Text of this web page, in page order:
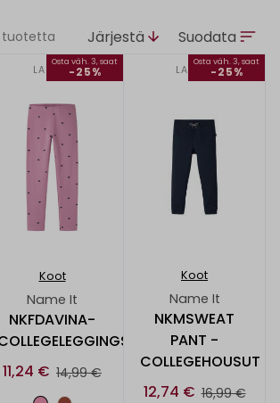
tuotetta Järjestä Suodata
LAPSET
Osta väh. 3, saat
-25%
Koot
Name It
NKFDAVINA-
11,24 € 14,99 €
LAPSET
Osta väh. 3, saat
-25%
Koot
Name It
NKMSWEAT
PANT -
COLLEGEHOUSUT
12,74 € 16,99 €